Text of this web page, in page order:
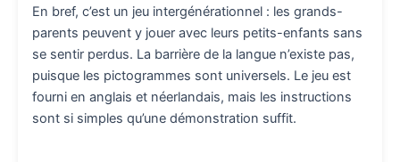
En bref, c’est un jeu intergénérationnel : les grands-
parents peuvent y jouer avec leurs petits-enfants sans
se sentir perdus. La barrière de la langue n’existe pas,
puisque les pictogrammes sont universels. Le jeu est
fourni en anglais et néerlandais, mais les instructions
sont si simples qu’une démonstration suffit.